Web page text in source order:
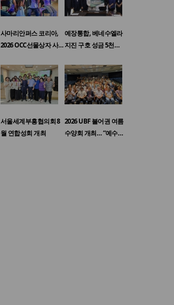
사마리안퍼스 코리아,
2026 OCC선물상자 사…
예장통합, 베네수엘라
지진 구호 성금 5천…
서울세계부흥협의회 8
월 연합성회 개최
2026 UBF 불어권 여름
수양회 개최… “예수…